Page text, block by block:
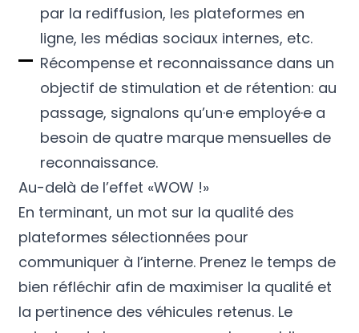
par la rediffusion, les plateformes en
ligne, les médias sociaux internes, etc.
Récompense et reconnaissance dans un
objectif de stimulation et de rétention: au
passage, signalons qu’un·e employé·e a
besoin de quatre marque mensuelles de
reconnaissance.
Au-delà de l’effet «WOW !»
En terminant, un mot sur la qualité des
plateformes sélectionnées pour
communiquer à l’interne. Prenez le temps de
bien réfléchir afin de maximiser la qualité et
la pertinence des véhicules retenus. Le